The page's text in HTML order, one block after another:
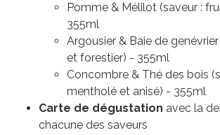
Pomme & Mélilot (saveur :
355ml
Argousier & Baie de
et forestier) - 355ml
Concombre & Thé des bois
mentholé et anisé) - 355ml
Carte de dégustation avec la
chacune des saveurs